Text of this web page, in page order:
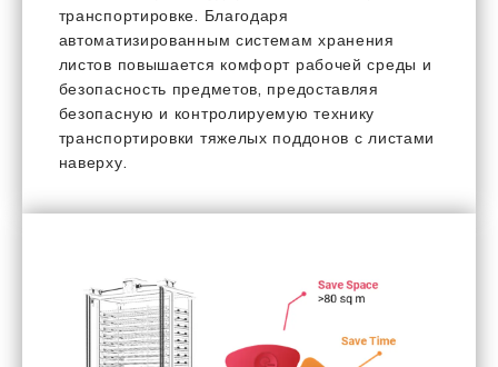
транспортировке. Благодаря
автоматизированным системам хранения
листов повышается комфорт рабочей среды и
безопасность предметов, предоставляя
безопасную и контролируемую технику
транспортировки тяжелых поддонов с листами
наверху.